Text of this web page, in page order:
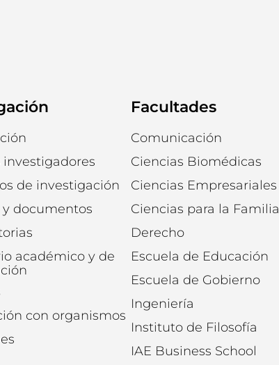
investigadores
de investigación
y documentos
académico y de
con organismos
Facultades
Comunicación
Ciencias Biomédicas
Ciencias Empresariales
Ciencias para la Familia
Derecho
Escuela de Educación
Escuela de Gobierno
Ingeniería
Instituto de Filosofía
IAE Business School